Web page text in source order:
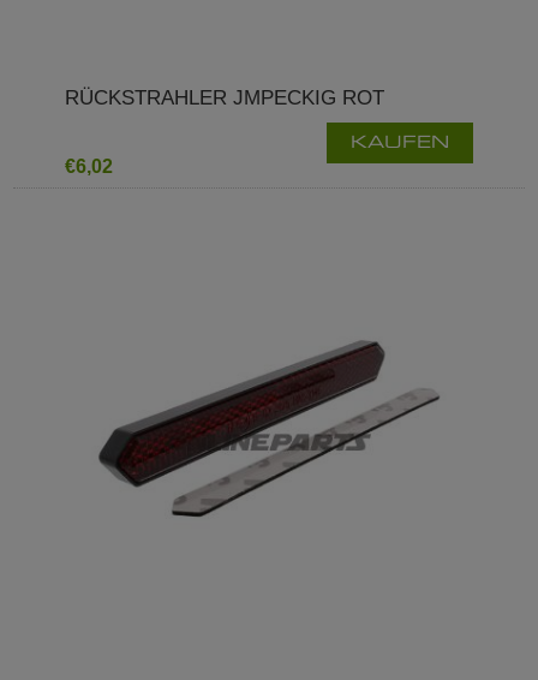
RÜCKSTRAHLER JMPECKIG ROT
€6,02
KAUFEN